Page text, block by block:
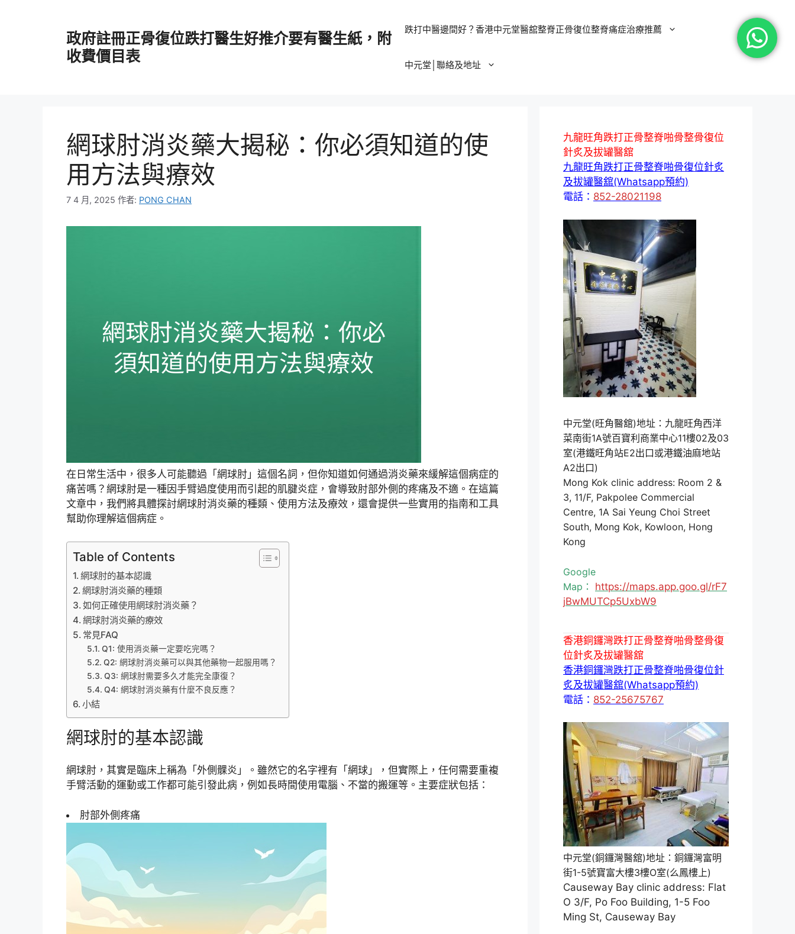
政府註冊正骨復位跌打醫生好推介要有醫生紙，附
收費價目表
跌打中醫邊間好？香港中元堂醫舘整脊正骨復位整脊痛症治療推薦
中元堂│聯絡及地址
網球肘消炎藥大揭秘：你必須知道的使
用方法與療效
7 4 月, 2025 作者: PONG CHAN
在日常生活中，很多人可能聽過「網球肘」這個名詞，但你知道如何通過消炎藥來緩解這個病症的
痛苦嗎？網球肘是一種因手臂過度使用而引起的肌腱炎症，會導致肘部外側的疼痛及不適。在這篇
文章中，我們將具體探討網球肘消炎藥的種類、使用方法及療效，還會提供一些實用的指南和工具
幫助你理解這個病症。
Table of Contents
網球肘的基本認識
網球肘消炎藥的種類
如何正確使用網球肘消炎藥？
網球肘消炎藥的療效
常見FAQ
Q1: 使用消炎藥一定要吃完嗎？
Q2: 網球肘消炎藥可以與其他藥物一起服用嗎？
Q3: 網球肘需要多久才能完全康復？
Q4: 網球肘消炎藥有什麼不良反應？
小結
網球肘的基本認識
網球肘，其實是臨床上稱為「外側髁炎」。雖然它的名字裡有「網球」，但實際上，任何需要重複
手臂活動的運動或工作都可能引發此病，例如長時間使用電腦、不當的搬運等。主要症狀包括：
肘部外側疼痛
九龍旺角跌打正骨整脊啪骨整骨復位
針炙及拔罐醫舘
九龍旺角跌打正骨整脊啪骨復位針炙
及拔罐醫舘(Whatsapp預約)
電話： 852-28021198
中元堂(旺角醫舘)地址：九龍旺角西洋
菜南街1A號百寶利商業中心11樓02及03
室(港鐵旺角站E2出口或港鐵油麻地站
A2出口)
Mong Kok clinic address: Room 2 &
3, 11/F, Pakpolee Commercial
Centre, 1A Sai Yeung Choi Street
South, Mong Kok, Kowloon, Hong
Kong
Google
Map： https://maps.app.goo.gl/rF7
jBwMUTCp5UxbW9
香港銅鑼灣跌打正骨整脊啪骨整骨復
位針炙及拔罐醫舘
香港銅鑼灣跌打正骨整脊啪骨復位針
炙及拔罐醫舘(Whatsapp預約)
電話： 852-25675767
中元堂(銅鑼灣醫舘)地址：銅鑼灣富明
街1-5號寶富大樓3樓O室(么鳳樓上)
Causeway Bay clinic address: Flat
O 3/F, Po Foo Building, 1-5 Foo
Ming St, Causeway Bay